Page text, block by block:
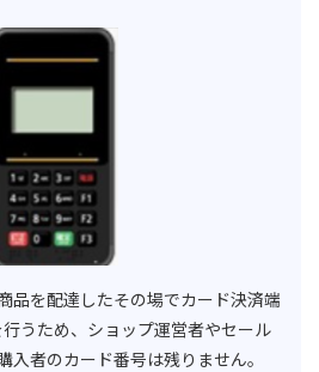
品を配達したその場でカード決済端
うため、ショップ運営者やセール
入者のカード番号は残りません。